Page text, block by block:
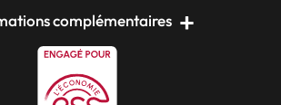
complémentaires